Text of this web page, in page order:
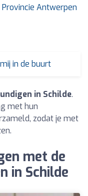
Antwerpen
in de buurt
in Schilde.
met hun
zodat je met
met de
in Schilde